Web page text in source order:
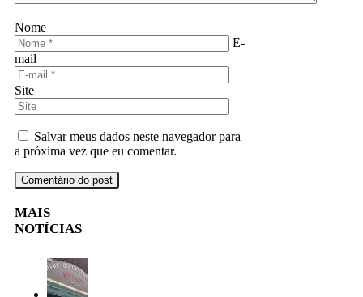
Nome
E-
mail
Site
Salvar meus dados neste navegador para
a próxima vez que eu comentar.
MAIS
NOTÍCIAS